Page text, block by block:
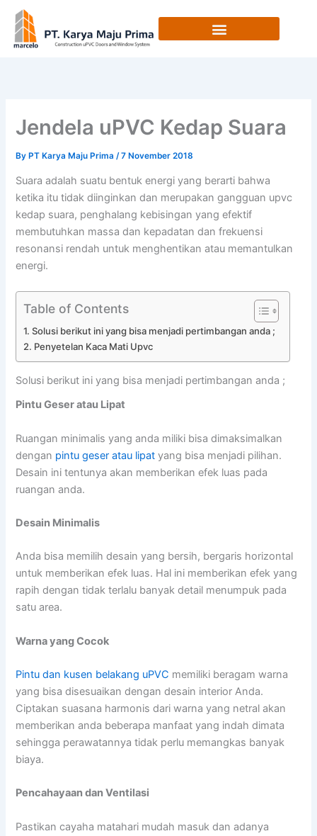
content
Jendela uPVC Kedap Suara
ByPT Karya Maju Prima /7 November 2018
Suara adalah suatu bentuk energi yang berarti bahwa
ketika itu tidak diinginkan dan merupakan gangguan upvc
kedap suara, penghalang kebisingan yang efektif
membutuhkan massa dan kepadatan dan frekuensi
resonansi rendah untuk menghentikan atau memantulkan
energi.
Table of Contents
Solusi berikut ini yang bisa menjadi pertimbangan anda ;
Penyetelan Kaca Mati Upvc
Solusi berikut ini yang bisa menjadi pertimbangan anda ;
Pintu Geser atau Lipat
Ruangan minimalis yang anda miliki bisa dimaksimalkan
dengan pintu geser atau lipat yang bisa menjadi pilihan.
Desain ini tentunya akan memberikan efek luas pada
ruangan anda.
Desain Minimalis
Anda bisa memilih desain yang bersih, bergaris horizontal
untuk memberikan efek luas. Hal ini memberikan efek yang
rapih dengan tidak terlalu banyak detail menumpuk pada
satu area.
Warna yang Cocok
Pintu dan kusen belakang uPVC memiliki beragam warna
yang bisa disesuaikan dengan desain interior Anda.
Ciptakan suasana harmonis dari warna yang netral akan
memberikan anda beberapa manfaat yang indah dimata
sehingga perawatannya tidak perlu memangkas banyak
biaya.
Pencahayaan dan Ventilasi
Pastikan cayaha matahari mudah masuk dan adanya